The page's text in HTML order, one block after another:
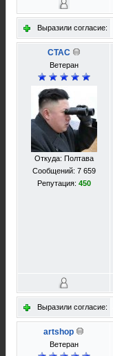
Выразили согласие:
CTAC
Ветеран
Откуда: Полтава
Сообщений: 7 659
Репутация: 450
Выразили согласие:
artshop
Ветеран